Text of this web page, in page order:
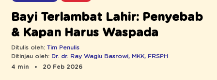
Bayi Terlambat Lahir: Penyebab
& Kapan Harus Waspada
Ditulis oleh: Tim Penulis
Ditinjau oleh: Dr. dr. Ray Wagiu Basrowi, MKK, FRSPH
4 min
20 Feb 2026